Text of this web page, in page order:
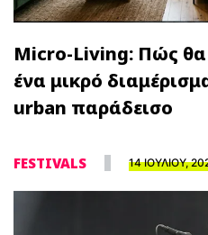
Micro-Living: Πώς
ένα μικρό
urban παράδεισο
FESTIVALS 14 ΙΟΥΛΙΟΥ,